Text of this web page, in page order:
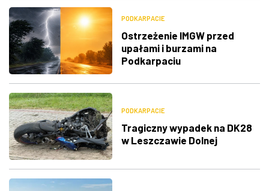
PODKARPACIE
Ostrzeżenie IMGW przed
upałami i burzami na
Podkarpaciu
PODKARPACIE
Tragiczny wypadek na DK28
w Leszczawie Dolnej